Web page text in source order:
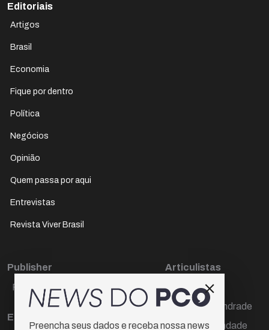
Editoriais
Artigos
Brasil
Economia
Fique por dentro
Política
Negócios
Opinião
Quem passa por aqui
Entrevistas
Revista Viver Brasil
Publisher
Paulo Cesar de Oliveira
Editora Chefe
Articulistas
Décio Freire
Dr Marcos Andrade
Hamilton Trindade
Preencha seus dados e receba nossa news